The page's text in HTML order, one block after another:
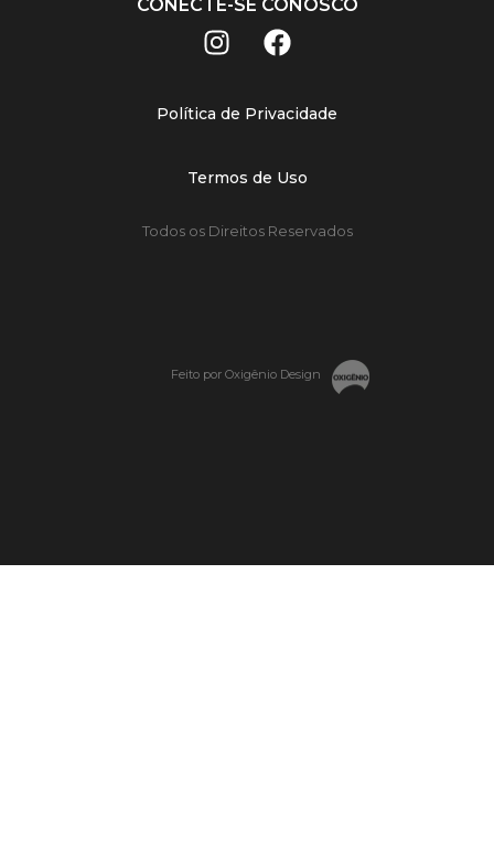
CONECTE-SE CONOSCO
Política de Privacidade
Termos de Uso
Todos os Direitos Reservados
Feito por Oxigênio Design